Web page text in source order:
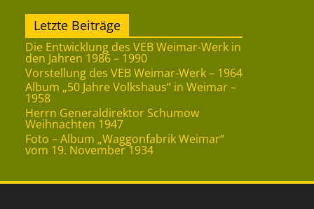
Letzte Beiträge
Die Entwicklung des VEB Weimar-Werk in
den Jahren 1986 – 1990
Vorstellung des VEB Weimar-Werk – 1964
Album „50 Jahre Volkshaus“ in Weimar –
1958
Herrn Generaldirektor Schumow
Weihnachten 1947
Foto – Album „Waggonfabrik Weimar“
vom 19. November 1934